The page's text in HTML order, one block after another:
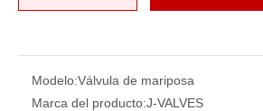
Modelo:Válvula de mariposa
Marca del producto:J-VALVES